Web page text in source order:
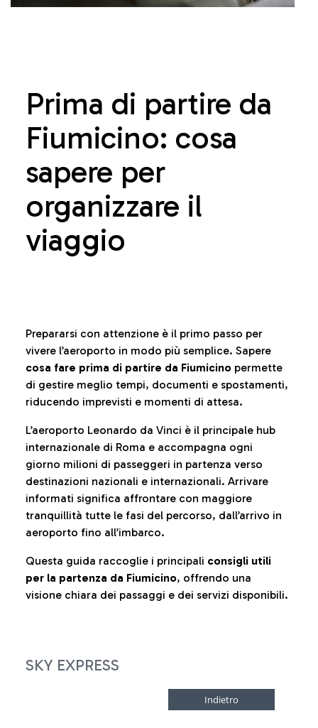
Prima di partire da
Fiumicino: cosa
sapere per
organizzare il
viaggio
Prepararsi con attenzione è il primo passo per
vivere l’aeroporto in modo più semplice. Sapere
cosa fare prima di partire da Fiumicino permette
di gestire meglio tempi, documenti e spostamenti,
riducendo imprevisti e momenti di attesa.
L’aeroporto Leonardo da Vinci è il principale hub
internazionale di Roma e accompagna ogni
giorno milioni di passeggeri in partenza verso
destinazioni nazionali e internazionali. Arrivare
informati significa affrontare con maggiore
tranquillità tutte le fasi del percorso, dall’arrivo in
aeroporto fino all’imbarco.
Questa guida raccoglie i principali consigli utili
per la partenza da Fiumicino, offrendo una
visione chiara dei passaggi e dei servizi disponibili.
SKY EXPRESS